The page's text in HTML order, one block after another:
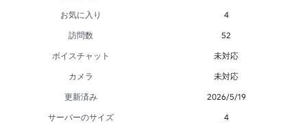
お気に入り
4
訪問数
52
ボイスチャット
未対応
カメラ
未対応
更新済み
2026/5/19
サーバーのサイズ
4